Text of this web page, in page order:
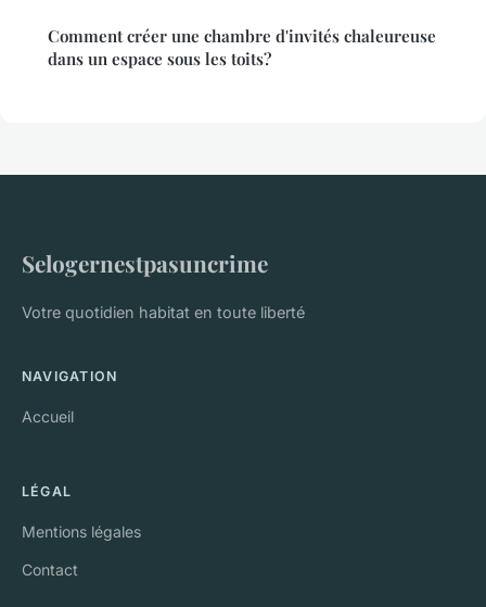
Comment créer une chambre d'invités chaleureuse
dans un espace sous les toits?
Selogernestpasuncrime
Votre quotidien habitat en toute liberté
NAVIGATION
Accueil
LÉGAL
Mentions légales
Contact